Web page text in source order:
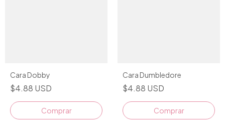
Cara Dobby
$4.88 USD
Comprar
Cara Dumbledore
$4.88 USD
Comprar